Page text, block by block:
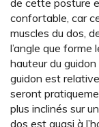
confortable, car
muscles du dos,
l’angle que
hauteur du
guidon est
seront
plus inclinés sur
dos est quasi à